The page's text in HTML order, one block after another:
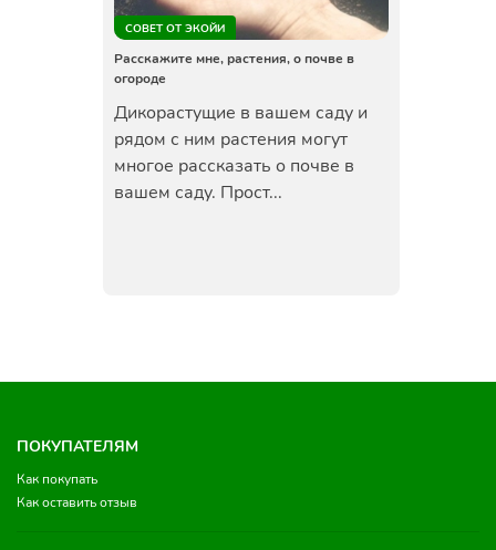
СОВЕТ ОТ ЭКОЙИ
Расскажите мне, растения, о почве в
огороде
Дикорастущие в вашем саду и
рядом с ним растения могут
многое рассказать о почве в
вашем саду. Прост...
ПОКУПАТЕЛЯМ
Как покупать
Как оставить отзыв